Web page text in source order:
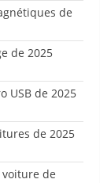
de
de 2025
USB de 2025
de 2025
de